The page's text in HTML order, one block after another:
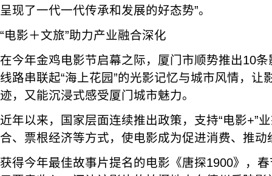
呈现了一代一代传承和发展的好态势”。
“电影＋文旅”助力产业融合深化
在今年金鸡电影节启幕之际，厦门市顺势推出10
线路串联起“海上花园”的光影记忆与城市风情，让
迹，又能沉浸式感受厦门城市魅力。
近年以来，国家层面连续推出政策，支持“电影+”
合、票根经济等方式，使电影成为促进消费、推
获得今年最佳故事片提名的电影《唐探1900》，